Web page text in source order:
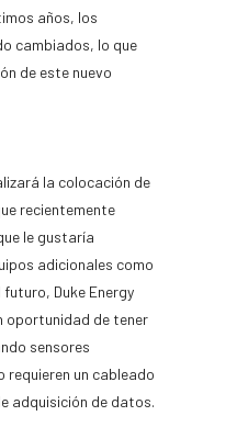
años, los
cambiados, lo que
de este nuevo
la colocación de
recientemente
le gustaría
adicionales como
Duke Energy
oportunidad de tener
sensores
requieren un cableado
adquisición de datos.